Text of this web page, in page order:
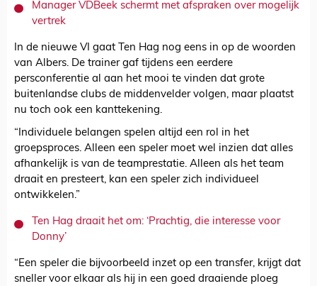
Manager VDBeek schermt met afspraken over mogelijk
vertrek
In de nieuwe VI gaat Ten Hag nog eens in op de woorden
van Albers. De trainer gaf tijdens een eerdere
persconferentie al aan het mooi te vinden dat grote
buitenlandse clubs de middenvelder volgen, maar plaatst
nu toch ook een kanttekening.
“Individuele belangen spelen altijd een rol in het
groepsproces. Alleen een speler moet wel inzien dat alles
afhankelijk is van de teamprestatie. Alleen als het team
draait en presteert, kan een speler zich individueel
ontwikkelen.”
Ten Hag draait het om: ‘Prachtig, die interesse voor
Donny’
“Een speler die bijvoorbeeld inzet op een transfer, krijgt dat
sneller voor elkaar als hij in een goed draaiende ploeg